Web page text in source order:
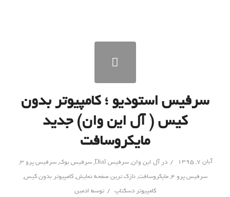
سرفیس استودیو ؛ کامپیوتر بدون
کیس ( آل این وان) جدید
مایکروسافت
آبان ۷, ۱۳۹۵ / درآل این وان,سرفیس Dial ,سرفیس بوک,سرفیس پرو 3 ,
سرفیس پرو ۴ ,مایکروسافت,نازک‌ ترین صفحه‌ نمایش,کامپیوتر بدون کیس,
کامپیوتر دسکتاپ / توسط ادمین